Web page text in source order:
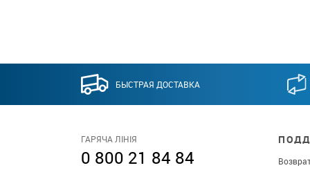
БЫСТРАЯ ДОСТАВКА
ГАРЯЧА ЛІНІЯ
0 800 21 84 84